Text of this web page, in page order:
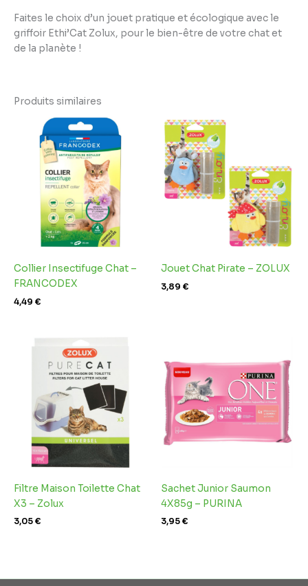
Faites le choix d’un jouet pratique et écologique avec le
griffoir Ethi’Cat Zolux, pour le bien-être de votre chat et
de la planète !
Produits similaires
Collier Insectifuge Chat –
FRANCODEX
4,49 €
Jouet Chat Pirate – ZOLUX
3,89 €
Filtre Maison Toilette Chat
X3 – Zolux
3,05€
Sachet Junior Saumon
4X85g – PURINA
3,95€